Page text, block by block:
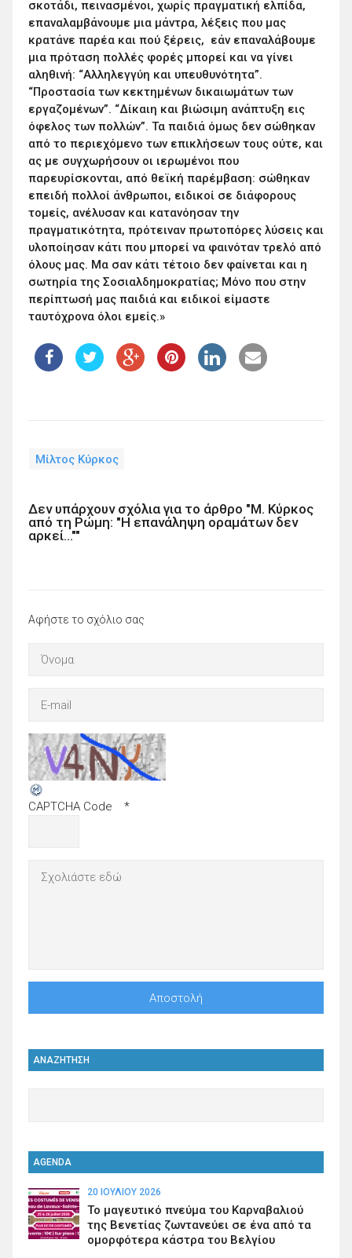
σκοτάδι, πεινασμένοι, χωρίς πραγματική ελπίδα,
επαναλαμβάνουμε μια μάντρα, λέξεις που μας
κρατάνε παρέα και πού ξέρεις, εάν επαναλάβουμε
μια πρόταση πολλές φορές μπορεί και να γίνει
αληθινή: “Αλληλεγγύη και υπευθυνότητα”.
“Προστασία των κεκτημένων δικαιωμάτων των
εργαζομένων”. “Δίκαιη και βιώσιμη ανάπτυξη εις
όφελος των πολλών”. Τα παιδιά όμως δεν σώθηκαν
από το περιεχόμενο των επικλήσεων τους ούτε, και
ας με συγχωρήσουν οι ιερωμένοι που
παρευρίσκονται, από θεϊκή παρέμβαση: σώθηκαν
επειδή πολλοί άνθρωποι, ειδικοί σε διάφορους
τομείς, ανέλυσαν και κατανόησαν την
πραγματικότητα, πρότειναν πρωτοπόρες λύσεις και
υλοποίησαν κάτι που μπορεί να φαινόταν τρελό από
όλους μας. Μα σαν κάτι τέτοιο δεν φαίνεται και η
σωτηρία της Σοσιαλδημοκρατίας; Μόνο που στην
περίπτωσή μας παιδιά και ειδικοί είμαστε
ταυτόχρονα όλοι εμείς.»
Μίλτος Κύρκος
Δεν υπάρχουν σχόλια για το άρθρο "M. Kύρκος
από τη Ρώμη: "Η επανάληψη οραμάτων δεν
αρκεί...""
Αφήστε το σχόλιο σας
CAPTCHA Code *
ΑΝΑΖΗΤΗΣΗ
AGENDA
20 ΙΟΥΛΊΟΥ 2026
Το μαγευτικό πνεύμα του Καρναβαλιού
της Βενετίας ζωντανεύει σε ένα από τα
ομορφότερα κάστρα του Βελγίου